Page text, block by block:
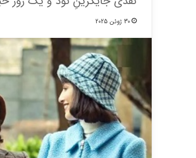
30 ژوئن 2025